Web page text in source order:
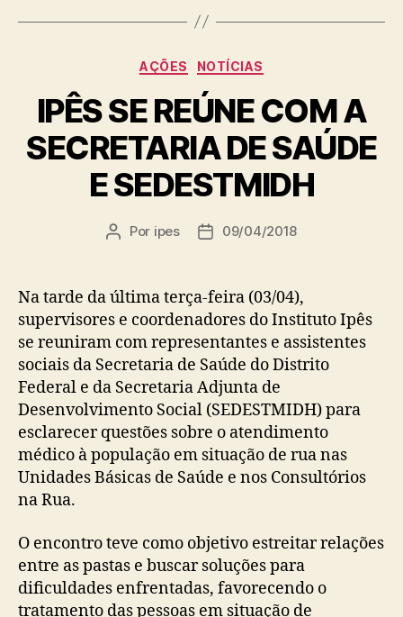
Categorias
AÇÕES NOTÍCIAS
IPÊS SE REÚNE COM A
SECRETARIA DE SAÚDE
E SEDESTMIDH
Autor
Por ipes
Data09/04/2018
Na tarde da última terça-feira (03/04),
supervisores e coordenadores do Instituto Ipês
se reuniram com representantes e assistentes
sociais da Secretaria de Saúde do Distrito
Federal e da Secretaria Adjunta de
Desenvolvimento Social (SEDESTMIDH) para
esclarecer questões sobre o atendimento
médico à população em situação de rua nas
Unidades Básicas de Saúde e nos Consultórios
na Rua.
O encontro teve como objetivo estreitar relações
entre as pastas e buscar soluções para
dificuldades enfrentadas, favorecendo o
tratamento das pessoas em situação de